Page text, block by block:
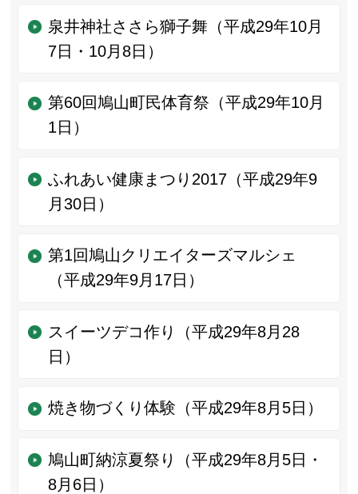
泉井神社ささら獅子舞（平成29年10月
7日・10月8日）
第60回鳩山町民体育祭（平成29年10月
1日）
ふれあい健康まつり2017（平成29年9
月30日）
第1回鳩山クリエイターズマルシェ
（平成29年9月17日）
スイーツデコ作り（平成29年8月28
日）
焼き物づくり体験（平成29年8月5日）
鳩山町納涼夏祭り（平成29年8月5日・
8月6日）